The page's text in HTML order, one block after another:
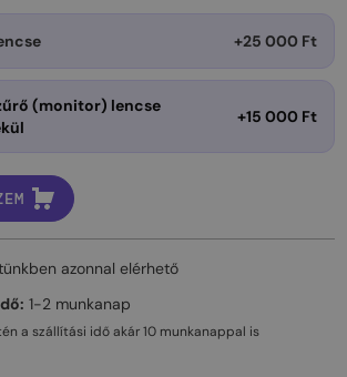
+25 000 Ft
(monitor) lencse
+15 000 Ft
azonnal elérhető
1-2 munkanap
a szállítási idő akár10 munkanappal is